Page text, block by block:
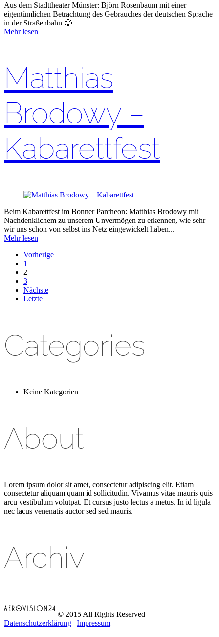
Aus dem Stadttheater Münster: Björn Rosenbaum mit einer
eigentümlichen Betrachtung des Gebrauches der deutschen Sprache
in der Straßenbahn 🙂
Mehr lesen
Matthias
Brodowy –
Kabarettfest
Beim Kabarettfest im Bonner Pantheon: Matthias Brodowy mit
Nachdenklichem zu unserem Unvermögen zu erkennen, wie sehr
wir uns schon von selbst ins Netz eingewickelt haben...
Mehr lesen
Vorherige
1
2
3
Nächste
Letzte
Categories
Keine Kategorien
About
Lorem ipsum dolor sit amet, consectetur adipiscing elit. Etiam
consectetur aliquam quam id sollicitudin. Vivamus vitae mauris quis
arcu vestibulum volutpat. Et cursus justo lectus a metus. In id ligula
nec lacus venenatis auctor sed sed mauris.
Archiv
© 2015 All Rights Reserved |
Datenschutzerklärung | Impressum